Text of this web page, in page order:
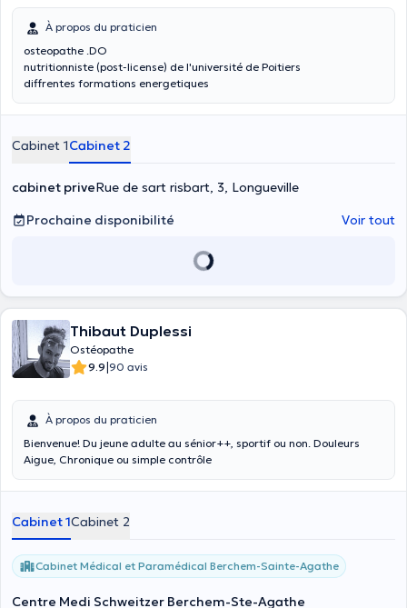
À propos du praticien
osteopathe .DO
nutritionniste (post-license) de l'université de Poitiers
diffrentes formations energetiques
Cabinet 1Cabinet 2
cabinet priveRue de sart risbart, 3, Longueville
Prochaine disponibilité
Voir tout
Thibaut Duplessi
Ostéopathe
9.9|90 avis
À propos du praticien
Bienvenue! Du jeune adulte au sénior++, sportif ou non. Douleurs
Aigue, Chronique ou simple contrôle
Cabinet 1Cabinet 2
Cabinet Médical et Paramédical Berchem-Sainte-Agathe
Centre Medi Schweitzer Berchem-Ste-Agathe